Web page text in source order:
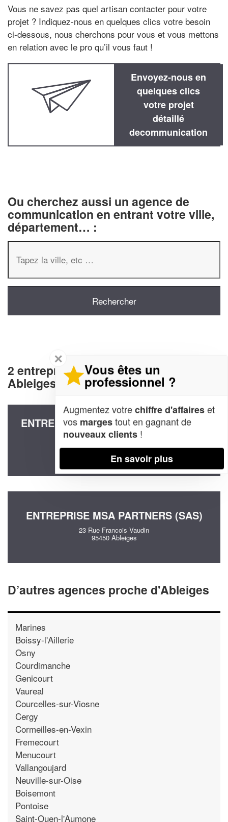
Vous ne savez pas quel artisan contacter pour votre
projet ? Indiquez-nous en quelques clics votre besoin
ci-dessous, nous cherchons pour vous et vous mettons
en relation avec le pro qu’il vous faut !
Envoyez-nous en
quelques clics
votre projet
détaillé
decommunication
Ou cherchez aussi un agence de
communication en entrant votre ville,
département… :
2 entreprises decommunication à
Ableiges (95450)
ENTREPRISE FIVESONS CONSULTING
(SAS)
24 Rue Francois Vaudin
95450 Ableiges
ENTREPRISE MSA PARTNERS (SAS)
23 Rue Francois Vaudin
95450 Ableiges
D’autres agences proche d'Ableiges
Marines
Boissy-l'Aillerie
Osny
Courdimanche
Genicourt
Vaureal
Courcelles-sur-Viosne
Cergy
Cormeilles-en-Vexin
Fremecourt
Menucourt
Vallangoujard
Neuville-sur-Oise
Boisemont
Pontoise
Saint-Ouen-l'Aumone
✕
Vous êtes un
professionnel ?
Augmentez votrechiffre d'affaireset
vos margestout en gagnant de
nouveaux clients !
En savoir plus